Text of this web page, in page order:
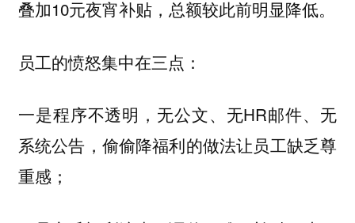
叠加10元夜宵补贴，总额较此前明显降低。
员工的愤怒集中在三点：
一是程序不透明，无公文、无HR邮件、无
系统公告，偷偷降福利的做法让员工缺乏尊
重感；